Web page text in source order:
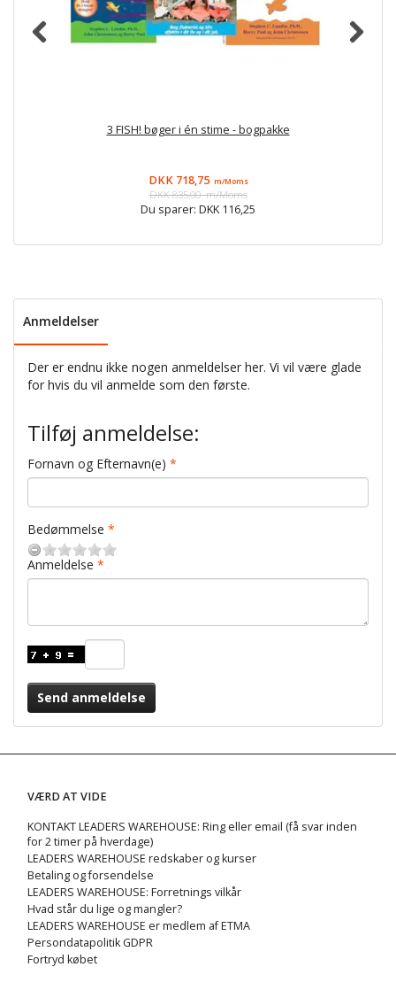
3 FISH! bøger i én stime - bogpakke
DKK 718,75 m/Moms
DKK 835,00m/Moms
Du sparer: DKK 116,25
Anmeldelser
Der er endnu ikke nogen anmeldelser her. Vi vil være glade
for hvis du vil anmelde som den første.
Tilføj anmeldelse:
Fornavn og Efternavn(e)
Bedømmelse
Anmeldelse
Send anmeldelse
VÆRD AT VIDE
KONTAKT LEADERS WAREHOUSE: Ring eller email (få svar inden
for 2 timer på hverdage)
LEADERS WAREHOUSE redskaber og kurser
Betaling og forsendelse
LEADERS WAREHOUSE: Forretnings vilkår
Hvad står du lige og mangler?
LEADERS WAREHOUSE er medlem af ETMA
Persondatapolitik GDPR
Fortryd købet